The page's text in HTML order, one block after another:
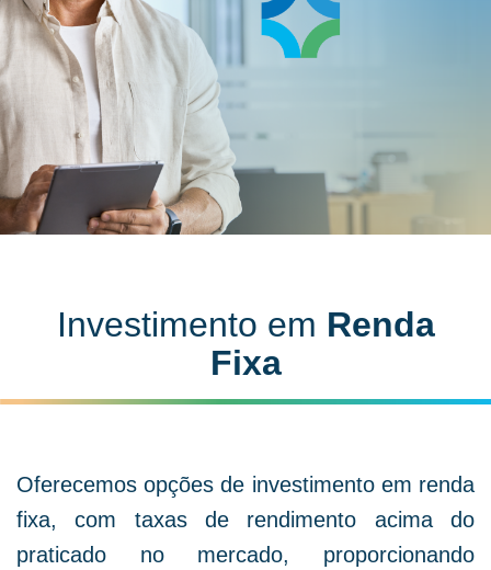
Investimento em Renda
Fixa
Oferecemos opções de investimento em renda
fixa, com taxas de rendimento acima do
praticado no mercado, proporcionando